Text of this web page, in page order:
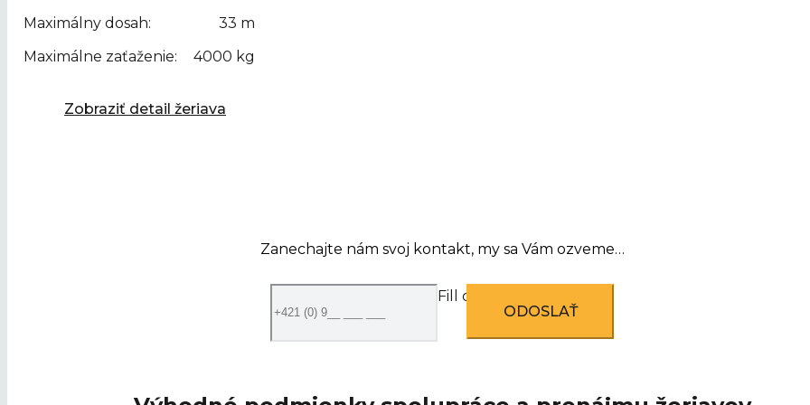
Maximálny dosah:
33 m
Maximálne zaťaženie:
4000 kg
Zobraziť detail žeriava
Zanechajte nám svoj kontakt, my sa Vám ozveme…
Fill out this field
ODOSLAŤ